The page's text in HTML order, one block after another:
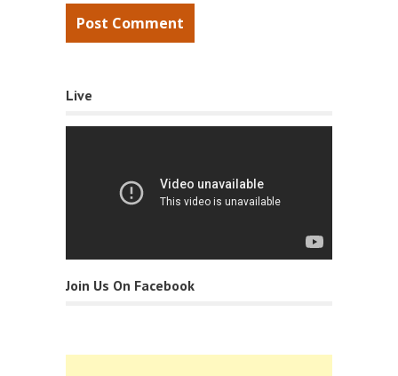
Live
Join Us On Facebook